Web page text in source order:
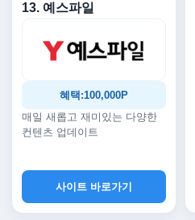
13. 예스파일
혜택:100,000P
매일 새롭고 재미있는 다양한
컨텐츠 업데이트
사이트 바로가기